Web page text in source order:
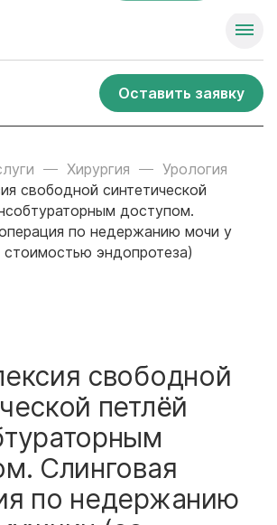
Оставить заявку
Хирургия
Урология
свободной синтетической
доступом.
по недержанию мочи у
эндопротеза)
свободной
петлёй
Слинговая
по недержанию